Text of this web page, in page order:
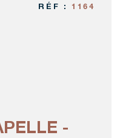
ESTIMER
RÉF :1164
-